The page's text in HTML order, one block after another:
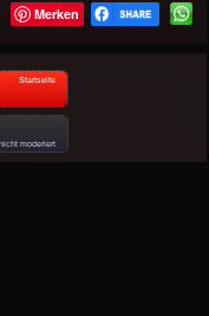
Merken
Startseite
nicht moderiert